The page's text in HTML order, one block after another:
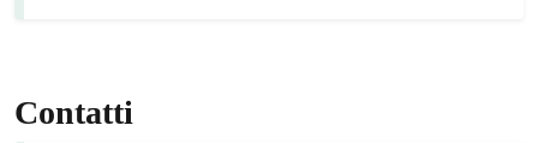
Contatti